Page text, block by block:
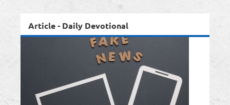
Article - Daily Devotional